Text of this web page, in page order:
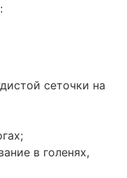
сеточки на
в голенях,